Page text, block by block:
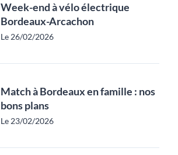
Week-end à vélo électrique
Bordeaux-Arcachon
Le 26/02/2026
Match à Bordeaux en famille : nos
bons plans
Le 23/02/2026